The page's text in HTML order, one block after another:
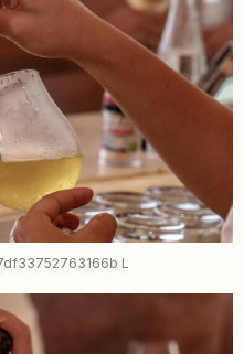
L